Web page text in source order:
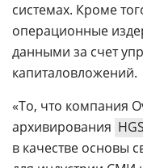
системах. Кроме
операционные
данными за счет
капиталовложений.
«То, что компания
архивирования
в качестве основы